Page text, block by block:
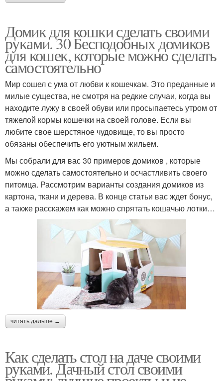
Домик для кошки сделать своими
руками. 30 Бесподобных домиков
для кошек, которые можно сделать
самостоятельно
Мир сошел с ума от любви к кошечкам. Это преданные и
милые существа, не смотря на редкие случаи, когда вы
находите лужу в своей обуви или просыпаетесь утром от
тяжелой кормы кошечки на своей голове. Если вы
любите свое шерстяное чудовище, то вы просто
обязаны обеспечить его уютным жильем.
Мы собрали для вас 30 примеров домиков , которые
можно сделать самостоятельно и осчастливить своего
питомца. Рассмотрим варианты создания домиков из
картона, ткани и дерева. В конце статьи вас ждет бонус,
а также расскажем как можно спрятать кошачью лотки…
читать дальше →
Как сделать стол на даче своими
руками. Дачный стол своими